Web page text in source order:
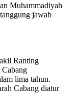
Muhammadiyah
jawab
Ranting
lima tahun.
Cabang diatur